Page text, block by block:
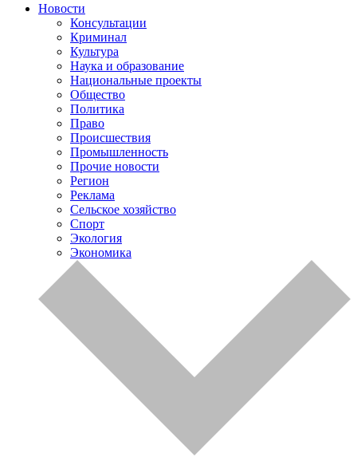
Новости
Консультации
Криминал
Культура
Наука и образование
Национальные проекты
Общество
Политика
Право
Происшествия
Промышленность
Прочие новости
Регион
Реклама
Сельское хозяйство
Спорт
Экология
Экономика